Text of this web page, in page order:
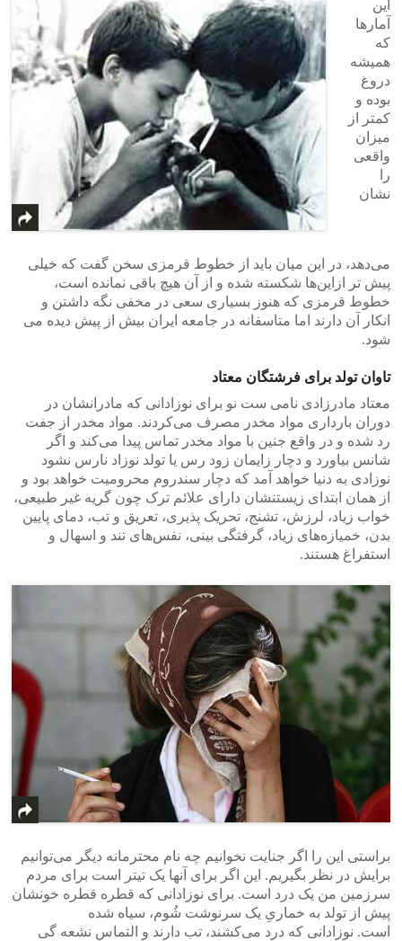
این
آمار‌ها
که
همیشه
دروغ
بوده و
کمتر از
میزان
واقعی‌
را
نشان
می‌دهد، در این میان باید از خطوط قرمزی سخن گفت که خیلی‌
پیش تر ازاین‌ها شکسته شده و از آن هیچ باقی‌ نمانده است،
خطوط قرمزی که هنوز بسیاری سعی در مخفی نگه داشتن و
انکار آن دارند اما متاسفانه در جامعه ایران بیش از پیش دیده می
شود.
تاوان تولد برای فرشتگان معتاد
معتاد مادرزادی نامی ست نو برای نوزادانی که مادرانشان در
دوران بارداری مواد مخدر مصرف می‌کردند. مواد مخدر از جفت
رد ‌شده و در واقع جنین با مواد مخدر تماس پیدا می‌کند و اگر
شانس بیاورد و دچار زایمان زود رس یا تولد نوزاد نارس نشود
نوزادی‌ به دنیا خواهد آمد که دچار سندروم محرومیت خواهد بود و
از همان ابتدای زیستنشان دارای علائم ترک‌ چون گریه غیر طبیعی،
خواب زیاد، لرزش، تشنج، تحریک پذیری، تعریق و تب، دمای پایین
بدن، خمیازه‌های زیاد، گرفتگی بینی، نفس‌های تند و اسهال و
استفراغ هستند.
براستی این را اگر جنایت نخوانیم چه نام محترمانه دیگر می‌توانیم
برایش در نظر بگیریم. این اگر برای آنها یک تیتر است برای مردم
سرزمین من ‌یک درد است. برای نوزادانی‌ که قطره‌ قطره‌ خونشان
پیش از تولد به خماریِ یک سرنوشت شُوم، سیاه شده
است. نوزادانی‌ که درد می‌کشند، تب دارند و التماس نشعه گی‌‌